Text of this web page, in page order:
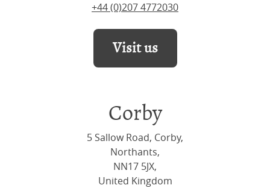
+44 (0)207 4772030
Visit us
Corby
5 Sallow Road, Corby,
Northants,
NN17 5JX,
United Kingdom